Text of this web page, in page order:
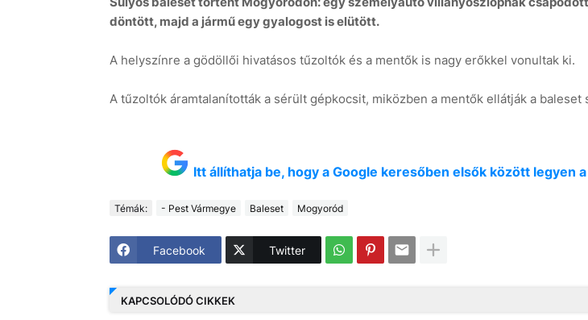
döntött, majd a jármű egy gyalogost is elütött.
A helyszínre a gödöllői hivatásos tűzoltók és a mentők is nagy erőkkel vonultak ki.
A tűzoltók áramtalanították a sérült gépkocsit, miközben a mentők ellátják a baleset
Itt állíthatja be, hogy a Google keresőben elsők között legyen a
Témák: - Pest Vármegye Baleset Mogyoród
Facebook Twitter
KAPCSOLÓDÓ CIKKEK